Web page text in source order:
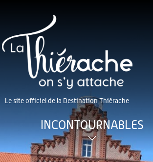
Le site officiel de la Destination Thiérache
INCONTOURNABLES